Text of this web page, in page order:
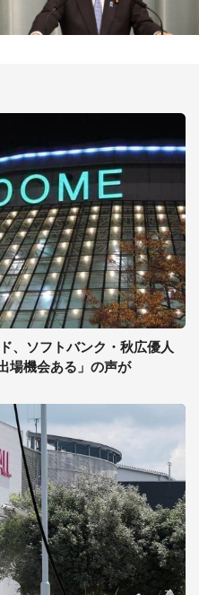
、ソフトバンク・秋広優人
場機会ある」の声が